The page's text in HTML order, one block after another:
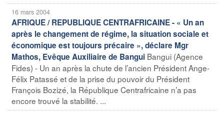
16 mars 2004
AFRIQUE / REPUBLIQUE CENTRAFRICAINE - « Un an
après le changement de régime, la situation sociale et
économique est toujours précaire », déclare Mgr
Mathos, Evêque Auxiliaire de Bangui Bangui (Agence
Fides) - Un an après la chute de l’ancien Président Ange-
Félix Patassé et de la prise du pouvoir du Président
François Bozizé, la République Centrafricaine n’a pas
encore trouvé la stabilité. ...